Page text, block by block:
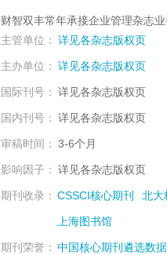
财智双丰常年承接企业管理杂志业
主管单位： 详见各杂志版权页
主办单位： 详见各杂志版权页
国际刊号： 详见各杂志版权页
国内刊号： 详见各杂志版权页
审稿时间： 3-6个月
影响因子： 详见各杂志版权页
期刊收录： CSSCI核心期刊 北大
上海图书馆
期刊荣誉： 中国核心期刊遴选数